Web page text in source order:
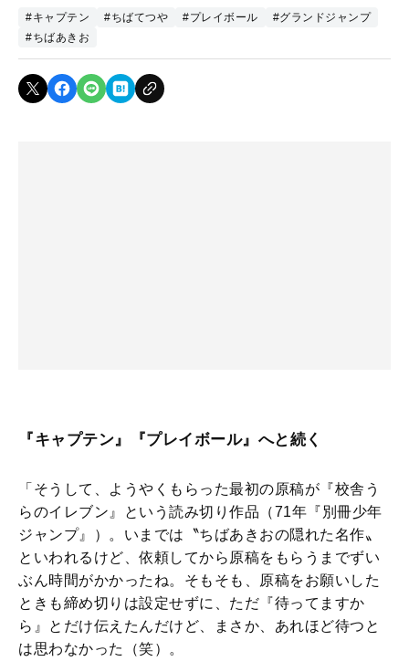
#キャプテン #ちばてつや #プレイボール
#グランドジャンプ
#ちばあきお
『キャプテン』『プレイボール』へと続く
「そうして、ようやくもらった最初の原稿が『校舎う
らのイレブン』という読み切り作品（71年『別冊少年
ジャンプ』）。いまでは〝ちばあきおの隠れた名作〟
といわれるけど、依頼してから原稿をもらうまでずい
ぶん時間がかかったね。そもそも、原稿をお願いした
ときも締め切りは設定せずに、ただ『待ってますか
ら』とだけ伝えたんだけど、まさか、あれほど待つと
は思わなかった（笑）。